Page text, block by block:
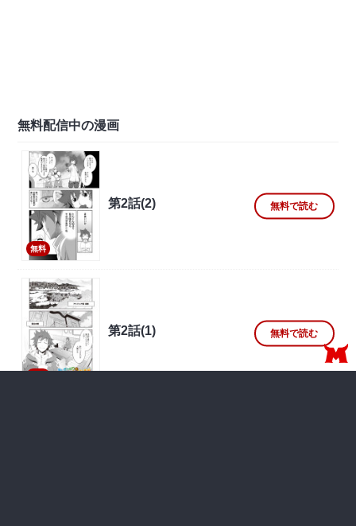
無料配信中の漫画
無料
第2話(2) 無料で読む
第2話(1) 無料で読む